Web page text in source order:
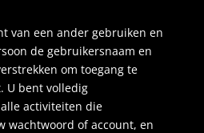
van een ander gebruiken en
de gebruikersnaam en
om toegang te
U bent volledig
activiteiten die
wachtwoord of account, en